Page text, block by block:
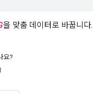
을 맞춤 데이터로 바꿉니다.
요?